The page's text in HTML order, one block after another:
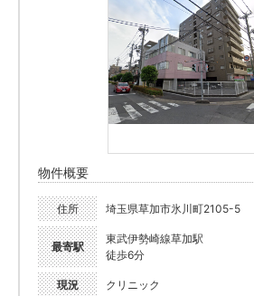
物件概要
住所 埼玉県草加市氷川町2105-5
最寄駅
東武伊勢崎線草加駅
徒歩6分
現況 クリニック